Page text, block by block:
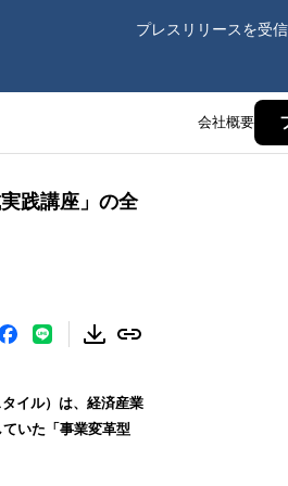
プレスリリースを受信
会社概要
践講座」の全
イル）は、経済産業
いた「事業変革型